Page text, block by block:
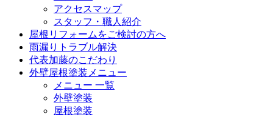
アクセスマップ
スタッフ・職人紹介
屋根リフォームをご検討の方へ
雨漏りトラブル解決
代表加藤のこだわり
外壁屋根塗装メニュー
メニュー 一覧
外壁塗装
屋根塗装